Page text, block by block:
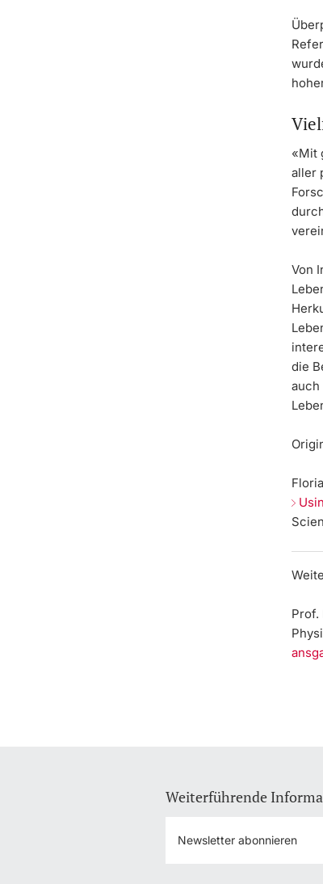
«Mit
aller
Von
die
Prof.
Weiterführende
Newsletter abonnieren